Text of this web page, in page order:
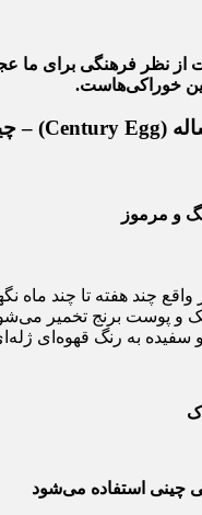
نظر فرهنگی برای ما
خوراکی‌هاست.
و مرموز
واقع چند هفته تا چند ماه
و پوست برنج تخمیر
سفیده به رنگ قهوه‌ای
چینی استفاده می‌شود